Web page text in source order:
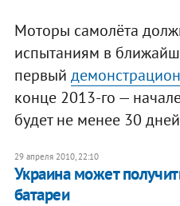
Моторы самолёта
испытаниям в
первый
конце 2013-го —
будет не менее 30
29 апреля 2010, 22:10
Украина может
батареи